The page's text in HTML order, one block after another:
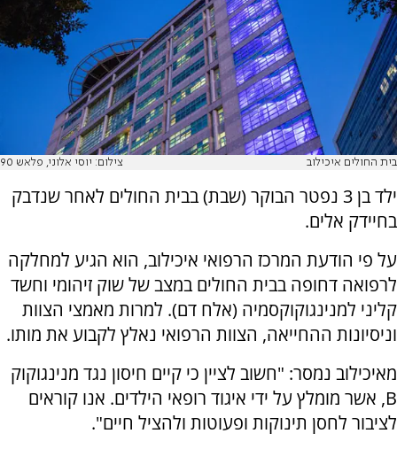
בית החולים איכילוב צילום: יוסי אלוני, פלאש 90
ילד בן 3 נפטר הבוקר (שבת) בבית החולים לאחר שנדבק
בחיידק אלים.
על פי הודעת המרכז הרפואי איכילוב, הוא הגיע למחלקה
לרפואה דחופה בבית החולים במצב של שוק זיהומי וחשד
קליני למנינגוקוקסמיה (אלח דם). למרות מאמצי הצוות
וניסיונות ההחייאה, הצוות הרפואי נאלץ לקבוע את מותו.
מאיכילוב נמסר: "חשוב לציין כי קיים חיסון נגד מנינגוקוק
B, אשר מומלץ על ידי איגוד רופאי הילדים. אנו קוראים
לציבור לחסן תינוקות ופעוטות ולהציל חיים".